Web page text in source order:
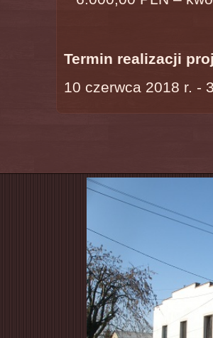
Termin realizacji
10 czerwca 2018 r. -